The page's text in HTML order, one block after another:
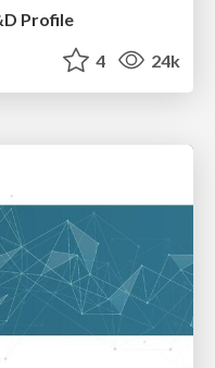
Profile
4 24k